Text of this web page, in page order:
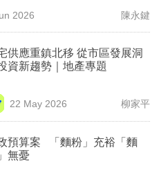
2026 陳永鍵
應重鎮北移 從市區發展洞
資新趨勢｜地產專題
22 May 2026 柳家平
預算案 「麵粉」充裕「麵
無憂